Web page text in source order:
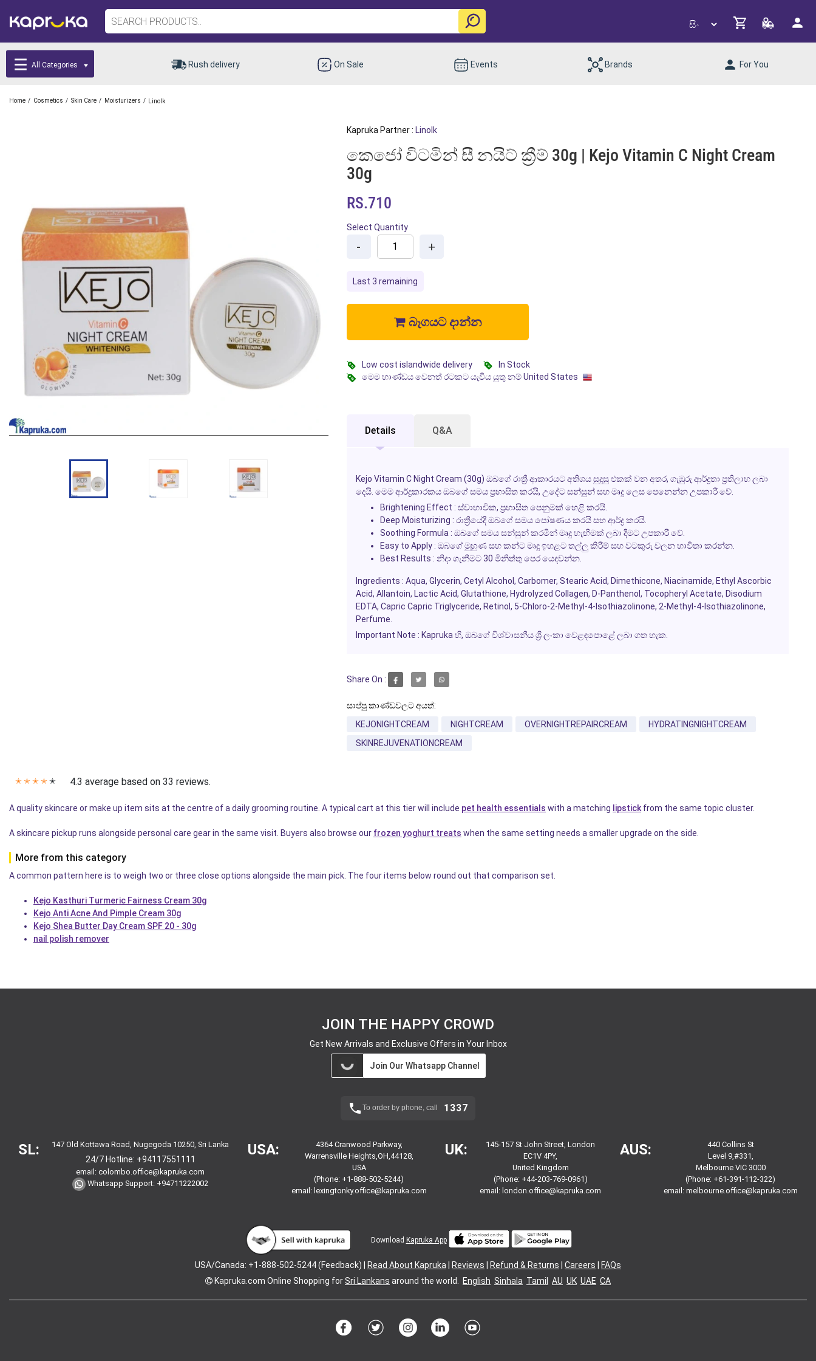
All Categories Rush delivery On Sale Events Brands For You
Home / Cosmetics / Skin Care / Moisturizers / Linolk
Kapruka Partner : Linolk
කෙජෝ විටමින් සී නයිට් ක්‍රීම් 30g | Kejo Vitamin C Night Cream
30g
RS.710
Select Quantity
- +
Last 3 remaining
බෑගයට දාන්න
Low cost islandwide delivery
In Stock
මෙම භාණ්ඩය වෙනත් රටකට යැවිය යුතු නම් United States
Details Q&A
Kejo Vitamin C Night Cream (30g) ඔබගේ රාත්‍රී ආකාරයට අතිශය සුදුසු එකක් වන අතර, ගැඹුරු ආර්ද්‍රතා ප්‍රතිලාභ ලබා
දෙයි. මෙම ආර්ද්‍රකාරකය ඔබගේ සමය ප්‍රභාසිත කරයි, උදේට සන්සුන් සහ මෘදු ලෙස පෙනෙන්න උපකාරී වේ.
Brightening Effect : ස්වාභාවික, ප්‍රභාසිත පෙනුමක් හෙළි කරයි.
Deep Moisturizing : රාත්‍රීයේදී ඔබගේ සමය පෝෂණය කරයි සහ ආර්ද්‍ර කරයි.
Soothing Formula : ඔබගේ සමය සන්සුන් කරමින් මෘදු හැඟීමක් ලබා දීමට උපකාරී වේ.
Easy to Apply : ඔබගේ මුහුණ සහ කන්ට මෘදු ඉහළට තල්ලු කිරීම් සහ වටකුරු චලන භාවිතා කරන්න.
Best Results : නිදා ගැනීමට 30 මිනිත්තු පෙර යෙදවන්න.
Ingredients : Aqua, Glycerin, Cetyl Alcohol, Carbomer, Stearic Acid, Dimethicone, Niacinamide, Ethyl Ascorbic
Acid, Allantoin, Lactic Acid, Glutathione, Hydrolyzed Collagen, D-Panthenol, Tocopheryl Acetate, Disodium
EDTA, Capric Capric Triglyceride, Retinol, 5-Chloro-2-Methyl-4-Isothiazolinone, 2-Methyl-4-Isothiazolinone,
Perfume.
Important Note : Kapruka හි, ඔබගේ විශ්වාසනීය ශ්‍රී ලංකා වෙළඳපොළේ ලබා ගත හැක.
Share On :
සාප්පු කාණ්ඩවලට අයත්:
KEJONIGHTCREAM
NIGHTCREAM OVERNIGHTREPAIRCREAM
HYDRATINGNIGHTCREAM
SKINREJUVENATIONCREAM
✭ ✭ ✭ ✭ ✭ 4.3 average based on 33 reviews.
A quality skincare or make up item sits at the centre of a daily grooming routine. A typical cart at this tier will include pet health essentials with a matching lipstick from the same topic cluster.
A skincare pickup runs alongside personal care gear in the same visit. Buyers also browse our frozen yoghurt treats when the same setting needs a smaller upgrade on the side.
More from this category
A common pattern here is to weigh two or three close options alongside the main pick. The four items below round out that comparison set.
Kejo Kasthuri Turmeric Fairness Cream 30g
Kejo Anti Acne And Pimple Cream 30g
Kejo Shea Butter Day Cream SPF 20 - 30g
nail polish remover
JOIN THE HAPPY CROWD
Get New Arrivals and Exclusive Offers in Your Inbox
Join Our Whatsapp Channel
To order by phone, call 1337
SL: 147 Old Kottawa Road, Nugegoda 10250, Sri Lanka
24/7 Hotline: +94117551111
email:colombo.office@kapruka.com
Whatsapp Support: +94711222002
USA:
4364 Cranwood Parkway,
Warrensville Heights,OH,44128,
USA
(Phone: +1-888-502-5244)
email: lexingtonky.office@kapruka.com
UK:
145-157 St John Street, London
EC1V 4PY,
United Kingdom
(Phone: +44-203-769-0961)
email:london.office@kapruka.com
AUS:
440 Collins St
Level 9,#331,
Melbourne VIC 3000
(Phone: +61-391-112-322)
email: melbourne.office@kapruka.com
Download Kapruka App
USA/Canada: +1-888-502-5244 (Feedback) | Read About Kapruka Reviews Refund & Returns Careers
FAQs
Kapruka.com Online Shopping forSri Lankans around the world. English Sinhala Tamil AU UK UAE CA